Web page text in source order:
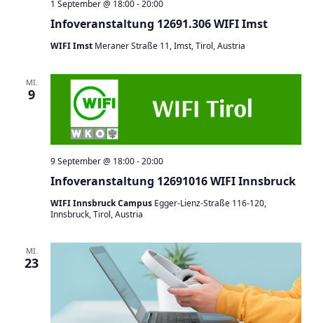
Infoveranstaltung 12691.306 WIFI Imst
1 September @ 18:00-20:00
WIFI Imst Meraner Straße 11, Imst, Tirol, Austria
MI.
9
Infoveranstaltung 12691016 WIFI Innsbruck
9 September @ 18:00-20:00
WIFI Innsbruck Campus Egger-Lienz-Straße 116-120,
Innsbruck, Tirol, Austria
MI.
23